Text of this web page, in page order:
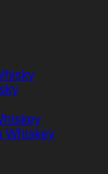
Whiskey